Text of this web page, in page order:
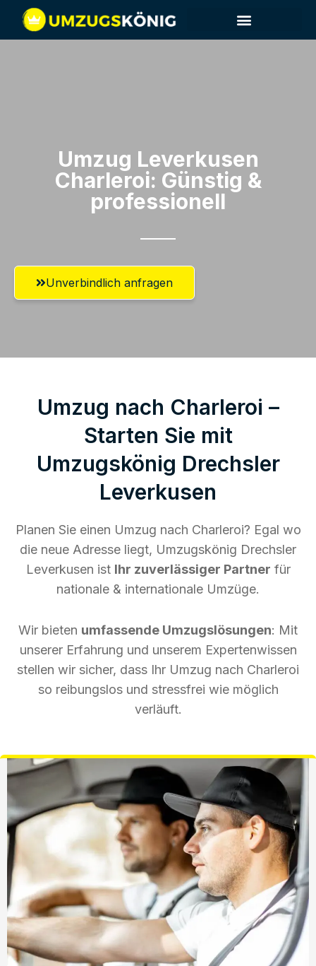
Umzug Leverkusen​
Charleroi: Günstig &
professionell​
Unverbindlich anfragen
Umzug nach Charleroi –
Starten Sie mit
Umzugskönig Drechsler
Leverkusen
Planen Sie einen Umzug nach Charleroi? Egal wo
die neue Adresse liegt, Umzugskönig Drechsler
Leverkusen ist Ihr zuverlässiger Partner für
nationale & internationale Umzüge.
Wir bieten umfassende Umzugslösungen: Mit
unserer Erfahrung und unserem Expertenwissen
stellen wir sicher, dass Ihr Umzug nach Charleroi
so reibungslos und stressfrei wie möglich
verläuft.